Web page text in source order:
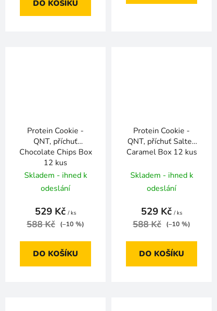
DO KOŠÍKU
Protein Cookie -
QNT, příchuť
Chocolate Chips Box
12 kus
Skladem - ihned k
odeslání
529 Kč / ks
588 Kč (–10 %)
DO KOŠÍKU
Protein Cookie -
QNT, příchuť Salted
Caramel Box 12 kus
Skladem - ihned k
odeslání
529 Kč / ks
588 Kč (–10 %)
DO KOŠÍKU